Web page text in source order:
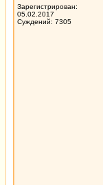
Зарегистрирован:
05.02.2017
Суждений: 7305